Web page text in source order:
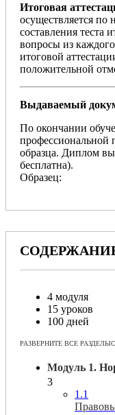
Итоговая
осуществляется по
составления теста
вопросы из
итоговой
положительной
Выдаваемый
По окончании
профессиональной
образца. Диплом
бесплатна).
Образец:
4 модуля
15 уроков
100 дней
РАЗВЕРНИТЕ ВСЕ РАЗДЕЛЫ
Модуль 1.
3
1.1